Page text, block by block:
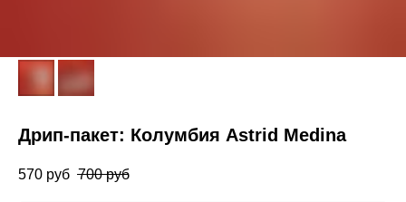
Дрип-пакет: Колумбия Astrid Medina
570 руб 700 руб